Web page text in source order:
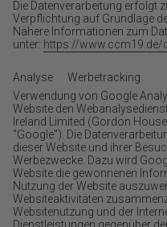
Die Datenverarbeitung erfolgt
Verpflichtung auf Grundlage
Nähere Informationen zum
unter: https://www.ccm19.de/
Analyse Werbetracking
Verwendung von Google
Website den
Ireland Limited (Gordon
"Google"). Die
dieser Website und ihrer
Werbezwecke. Dazu wird
Website die gewonnenen
Nutzung der Website
Websiteaktivitäten
Websitenutzung und der
Dienstleistungen gegenüber